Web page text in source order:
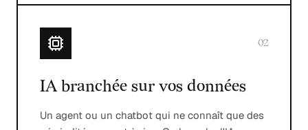
02
IA branchée sur vos données
Un agent ou un chatbot qui ne connaît que des